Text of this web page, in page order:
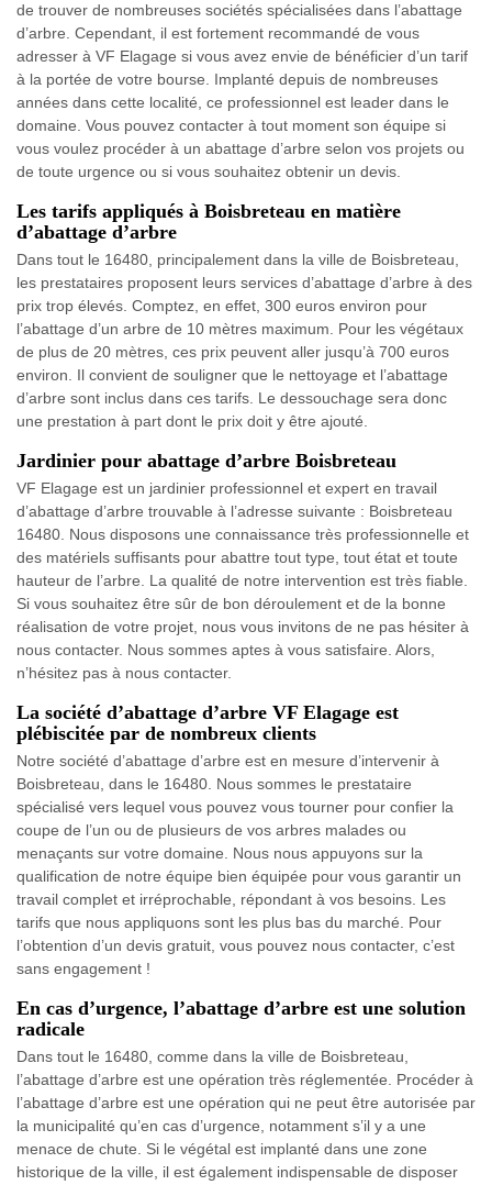
de trouver de nombreuses sociétés spécialisées dans l’abattage
d’arbre. Cependant, il est fortement recommandé de vous
adresser à VF Elagage si vous avez envie de bénéficier d’un tarif
à la portée de votre bourse. Implanté depuis de nombreuses
années dans cette localité, ce professionnel est leader dans le
domaine. Vous pouvez contacter à tout moment son équipe si
vous voulez procéder à un abattage d’arbre selon vos projets ou
de toute urgence ou si vous souhaitez obtenir un devis.
Les tarifs appliqués à Boisbreteau en matière
d’abattage d’arbre
Dans tout le 16480, principalement dans la ville de Boisbreteau,
les prestataires proposent leurs services d’abattage d’arbre à des
prix trop élevés. Comptez, en effet, 300 euros environ pour
l’abattage d’un arbre de 10 mètres maximum. Pour les végétaux
de plus de 20 mètres, ces prix peuvent aller jusqu’à 700 euros
environ. Il convient de souligner que le nettoyage et l’abattage
d’arbre sont inclus dans ces tarifs. Le dessouchage sera donc
une prestation à part dont le prix doit y être ajouté.
Jardinier pour abattage d’arbre Boisbreteau
VF Elagage est un jardinier professionnel et expert en travail
d’abattage d’arbre trouvable à l’adresse suivante : Boisbreteau
16480. Nous disposons une connaissance très professionnelle et
des matériels suffisants pour abattre tout type, tout état et toute
hauteur de l’arbre. La qualité de notre intervention est très fiable.
Si vous souhaitez être sûr de bon déroulement et de la bonne
réalisation de votre projet, nous vous invitons de ne pas hésiter à
nous contacter. Nous sommes aptes à vous satisfaire. Alors,
n’hésitez pas à nous contacter.
La société d’abattage d’arbre VF Elagage est
plébiscitée par de nombreux clients
Notre société d’abattage d’arbre est en mesure d’intervenir à
Boisbreteau, dans le 16480. Nous sommes le prestataire
spécialisé vers lequel vous pouvez vous tourner pour confier la
coupe de l’un ou de plusieurs de vos arbres malades ou
menaçants sur votre domaine. Nous nous appuyons sur la
qualification de notre équipe bien équipée pour vous garantir un
travail complet et irréprochable, répondant à vos besoins. Les
tarifs que nous appliquons sont les plus bas du marché. Pour
l’obtention d’un devis gratuit, vous pouvez nous contacter, c’est
sans engagement !
En cas d’urgence, l’abattage d’arbre est une solution
radicale
Dans tout le 16480, comme dans la ville de Boisbreteau,
l’abattage d’arbre est une opération très réglementée. Procéder à
l’abattage d’arbre est une opération qui ne peut être autorisée par
la municipalité qu’en cas d’urgence, notamment s’il y a une
menace de chute. Si le végétal est implanté dans une zone
historique de la ville, il est également indispensable de disposer